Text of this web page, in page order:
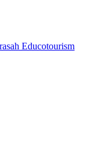
Educotourism